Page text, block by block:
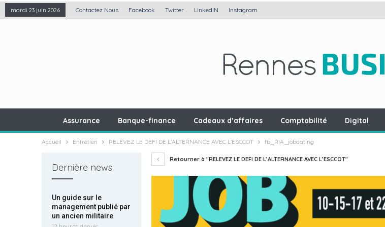
mardi 23 juin 2026 Contactez Nous Facebook Twitter LinkedIN Instagram
Assurance Banque-finance Cadeaux d’affaires Comptabilité Digital
Accueil Entretien RELEVEZ LE DEFI DE L’ALTERNANCE AVEC L’ESCCOT fb_RIA_jobdating
Retourner à "RELEVEZ LE DEFI DE L’ALTERNANCE AVEC L’ESCCOT"
Dernière news
Un guide sur le
management publié par
un ancien militaire